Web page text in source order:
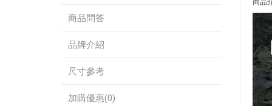
商品問答
品牌介紹
尺寸參考
加購優惠(0)